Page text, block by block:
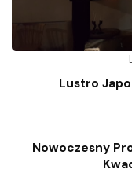
Lustro
Nowoczesny